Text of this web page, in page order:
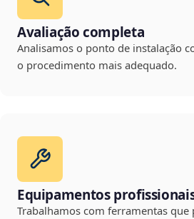
Avaliação completa
Analisamos o ponto de instalação
o procedimento mais adequado.
Equipamentos
Trabalhamos com ferramentas